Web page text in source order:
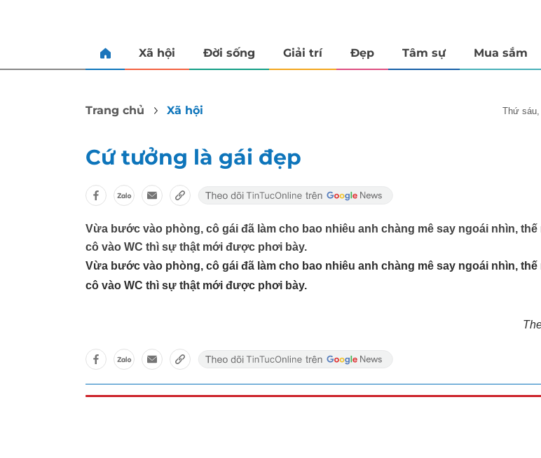
Xã hội Đời sống Giải trí Đẹp Tâm sự Mua sắm
Trang chủ Xã hội thứ
Cứ tưởng là gái đẹp
Vừa bước vào phòng, cô gái đã làm cho bao nhiêu anh chàng mê say ngoái nhìn,
cô vào WC thì sự thật mới được phơi bày.
Vừa bước vào phòng, cô gái đã làm cho bao nhiêu anh chàng mê say ngoái nhìn,
cô vào WC thì sự thật mới được phơi bày.